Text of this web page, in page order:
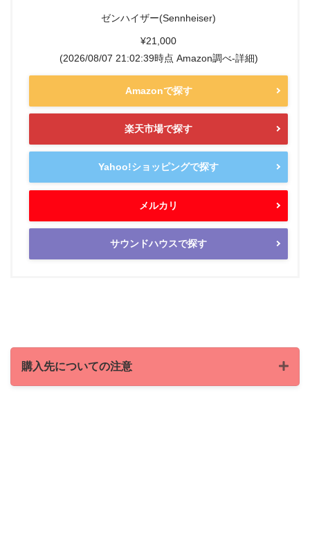
ゼンハイザー(Sennheiser)
¥21,000
(2026/08/07 21:02:39時点 Amazon調べ-詳細)
Amazonで探す
楽天市場で探す
Yahoo!ショッピングで探す
メルカリ
サウンドハウスで探す
購入先についての注意